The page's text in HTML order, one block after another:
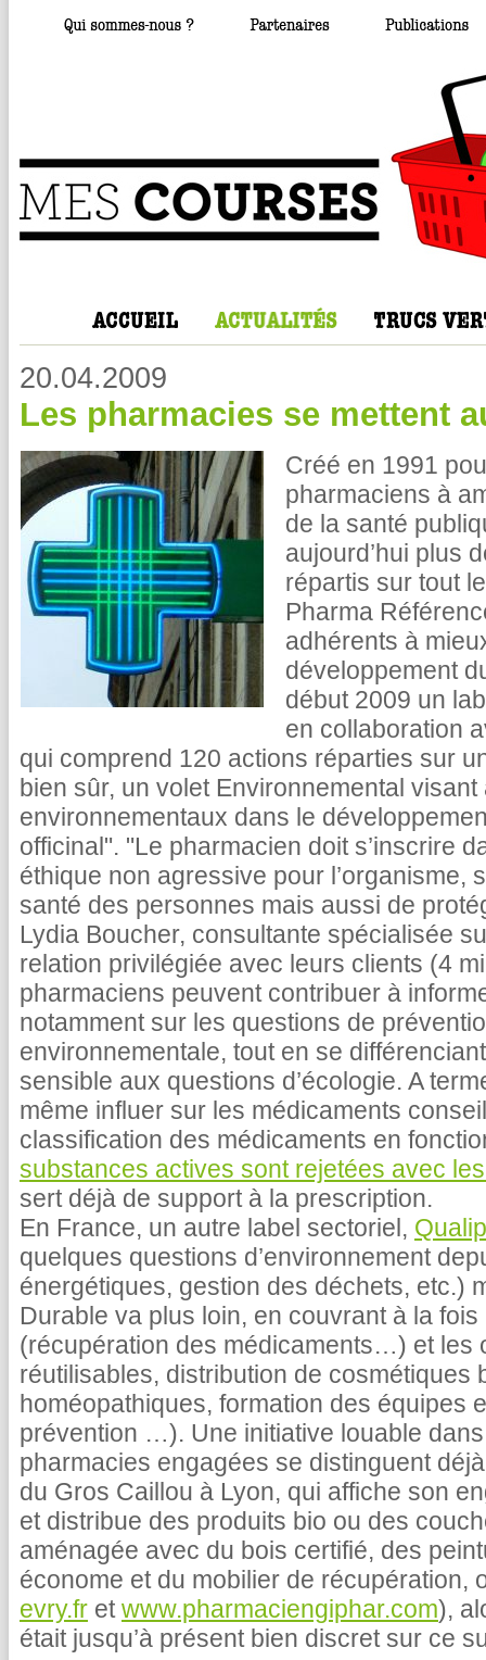
20.04.2009
Les pharmacies se mettent
Créé en 1991
pharmaciens à
de la santé
aujourd’hui plus
répartis sur tout
Pharma
adhérents à
développement
début 2009 un
en collaboration
qui comprend 120 actions réparties sur
bien sûr, un volet Environnemental
environnementaux dans le
officinal". "Le pharmacien doit s’inscrire
éthique non agressive pour l’organisme,
santé des personnes mais aussi de
Lydia Boucher, consultante spécialisée
relation privilégiée avec leurs clients (4
pharmaciens peuvent contribuer à
notamment sur les questions de
environnementale, tout en se
sensible aux questions d’écologie. A
même influer sur les médicaments
classification des médicaments en
substances actives sont rejetées avec
sert déjà de support à la prescription.
En France, un autre label sectoriel,
quelques questions d’environnement
énergétiques, gestion des déchets, etc.)
Durable va plus loin, en couvrant à la
(récupération des médicaments…) et les
réutilisables, distribution de cosmétiques
homéopathiques, formation des équipes
prévention …). Une initiative louable
pharmacies engagées se distinguent
du Gros Caillou à Lyon, qui affiche son
et distribue des produits bio ou des
aménagée avec du bois certifié, des
économe et du mobilier de récupération,
evry.fr etwww.pharmaciengiphar.com),
était jusqu’à présent bien discret sur ce